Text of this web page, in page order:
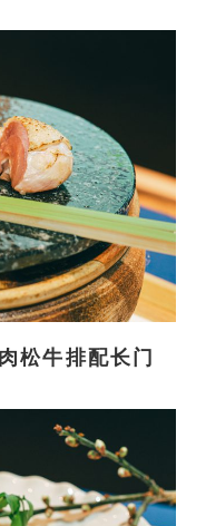
松牛排配长门